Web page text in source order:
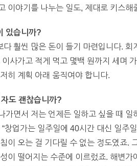
이야기를 나누는 일도, 제대로 키스
있습니까?
다 훨씬 많은 돈이 들기 마련입니다.
이사가고 적게 먹고 몇백 원까지 세며
히 계획 아래 움직여야 합니다.
도 괜찮습니까?
가면서 저는 언제든 일하고 싶을 때
창업가는 일주일에 40시간 대신 일주
이 오는 걸 기다릴 수 없는 정도였죠.
이 떨어지는 수준에 이르렀죠. 해변